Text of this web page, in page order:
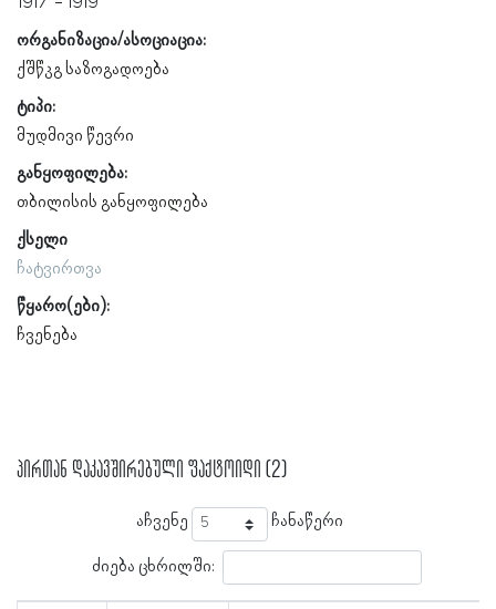
ორგანიზაცია/ასოციაცია:
ქშწკგ საზოგადოება
ტიპი:
მუდმივი წევრი
განყოფილება:
თბილისის განყოფილება
ქსელი
ჩატვირთვა
წყარო(ები):
ჩვენება
პირთან დაკავშირებული ფაქტოიდი (2)
აჩვენე ჩანაწერი
ძიება ცხრილში: